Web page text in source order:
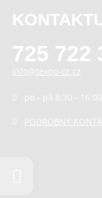
725 722
info@texpo-cz.cz
po - pá 8:30 - 16:00
PODROBNÝ